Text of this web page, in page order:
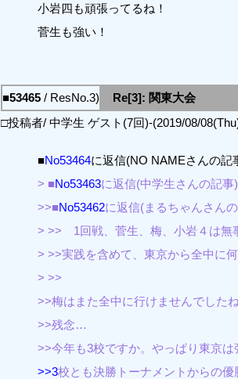
小岩四も頑張ってるね！
菅生も強い！
■53465/ ResNo.3)
Re[3]: 関東大会
□投稿者/ 中学生 ゲスト(7回)-(2019/08/
■No53464に返信(NO NAMEさんの記
> ■No53463に返信(中学生さんの記事)
>>■No53462に返信(まるちゃんさん
> >> 1回戦、菅生、梅、小岩４は無
> >>実践を含めて、東京から全中に
> >>
>>梅はまた全中に行けませんでしたね
>>残念…
>>今年も3校ですか。やっぱり東京は
>>3校とも決勝トーナメントからの優